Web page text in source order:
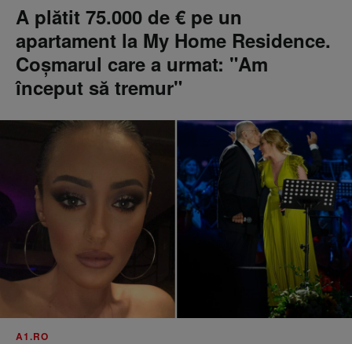
A plătit 75.000 de € pe un
apartament la My Home Residence.
Coşmarul care a urmat: "Am
început să tremur"
A1.RO